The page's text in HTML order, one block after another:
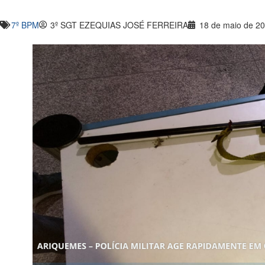
7º BPM 3º SGT EZEQUIAS JOSÉ FERREIRA 18 de maio de